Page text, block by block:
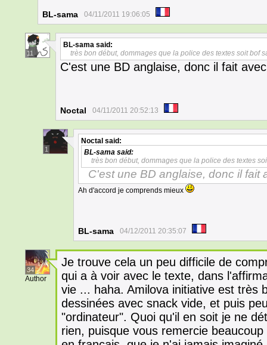
BL-sama 04/11/2011 19:06:05
11
BL-sama said:
très bon début, dommages que la police des textes soit bof
C'est une BD anglaise, donc il fait
Noctal 04/11/2011 20:52:13
1
Noctal said:
BL-sama said:
très bon début, dommages que la police des textes
C'est une BD anglaise, donc il fait
Ah d'accord je comprends mieux
BL-sama 04/12/2011 20:35:07
34
Author
Je trouve cela un peu difficile de
qui a à voir avec le texte, dans
vie ... haha. Amilova initiative est très
dessinées avec snack vide, et puis
"ordinateur". Quoi qu'il en soit je ne
rien, puisque vous remercie